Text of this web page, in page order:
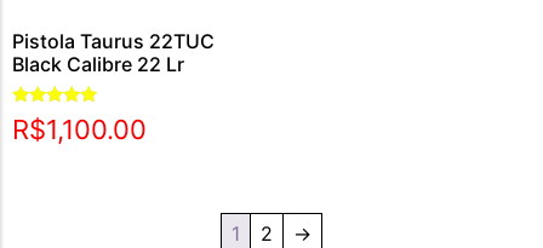
Pistola Taurus 22TUC
Black Calibre 22 Lr
Avaliação
5.00
R$1,100.00
1 2 →